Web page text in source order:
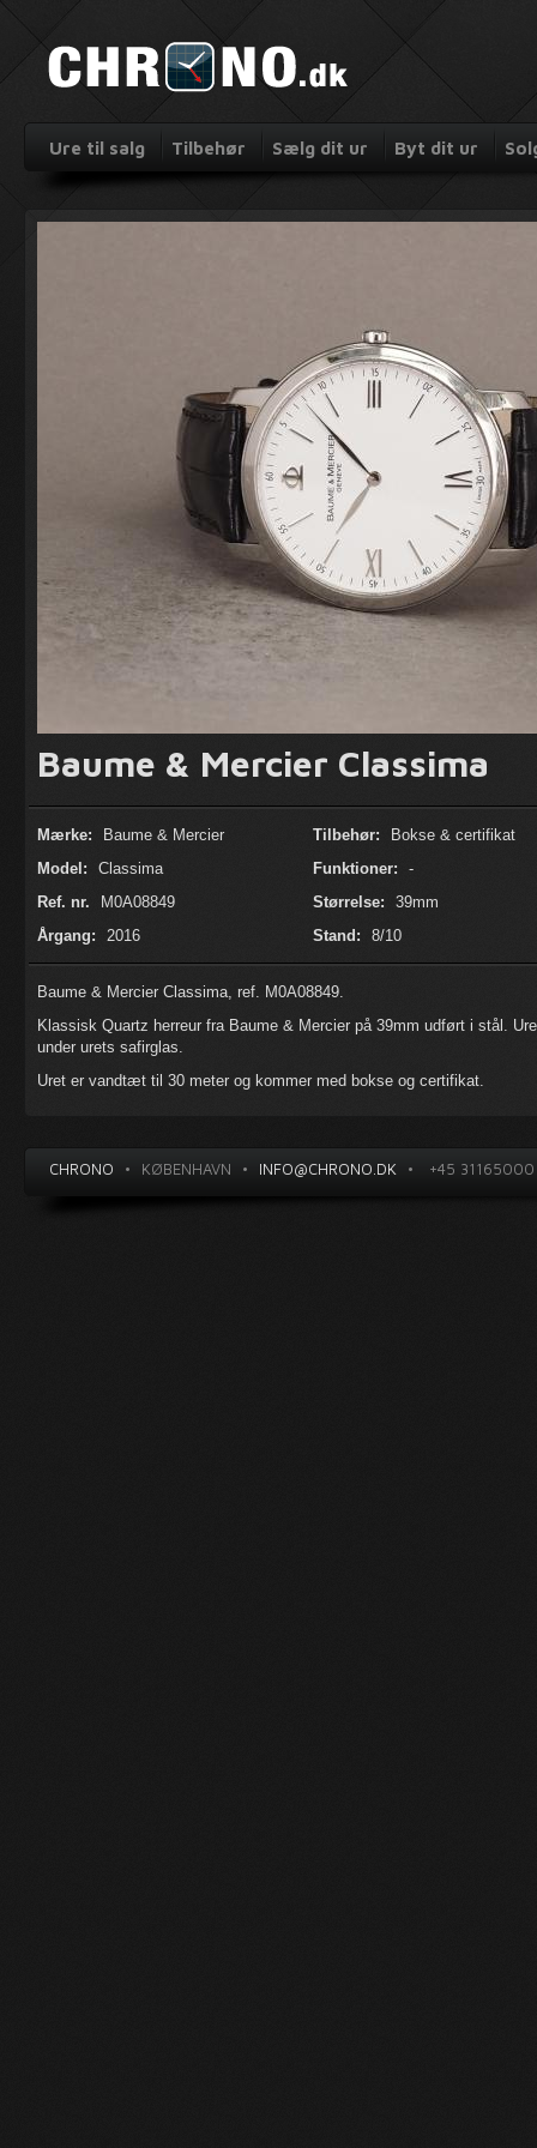
Ure til salg Tilbehør Sælg dit ur Byt dit ur
Baume & Mercier Classima
Mærke:
Baume & Mercier
Model:
Classima
Ref. nr.
M0A08849
Årgang:
2016
Tilbehør:
Bokse & certifikat
Funktioner:
-
Størrelse:
39mm
Stand:
8/10
Baume & Mercier Classima, ref. M0A08849.
Klassisk Quartz herreur fra Baume & Mercier på 39mm udført i stål.
under urets safirglas.
Uret er vandtæt til 30 meter og kommer med bokse og certifikat.
CHRONO • KØBENHAVN • INFO@CHRONO.DK • +45 31165000